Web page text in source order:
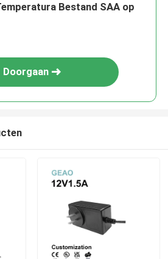
Bestand SAA op
Doorgaan